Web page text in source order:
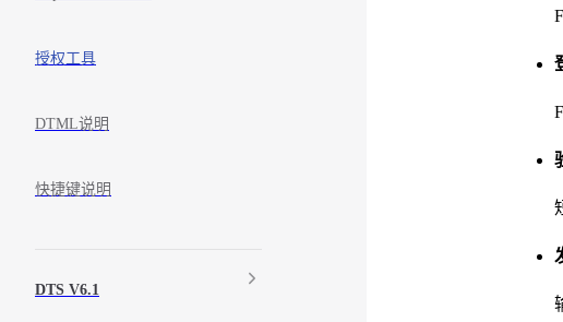
授权工具
DTML说明
快捷键说明
DTS V6.1